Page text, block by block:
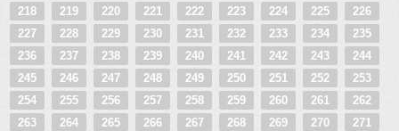
218
219 220 221 222 223 224 225
226
227
228 229 230 231 232 233 234
235
236
237 238 239 240 241 242 243
244
245
246 247 248 249 250 251 252
253
254
255 256 257 258 259 260 261
262
263
264 265 266 267 268 269 270
271